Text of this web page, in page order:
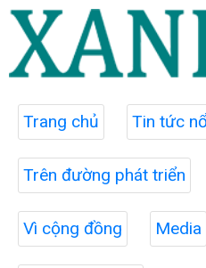
Trang chủ Tin tức
Trên đường phát triển
Vì cộng đồng Media